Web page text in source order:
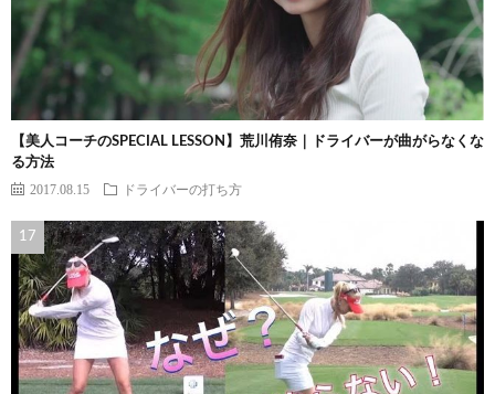
【美人コーチのSPECIAL LESSON】荒川侑奈｜ドライバーが曲がらなくな
る方法
2017.08.15 ドライバーの打ち方